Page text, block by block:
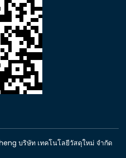
บริษัท เทคโนโลยีวัสดุใหม่ จำกัด